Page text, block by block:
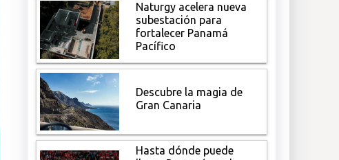
Naturgy acelera nueva
subestación para
fortalecer Panamá
Pacífico
Descubre la magia de
Gran Canaria
Hasta dónde puede